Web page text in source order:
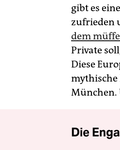
gibt es
zufrieden
dem
Private
Diese
mythische
München.
Die